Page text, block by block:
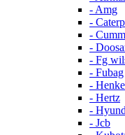
- Amg
-
-
-
- Fg
- Fubag
-
- Hertz
-
- Jcb